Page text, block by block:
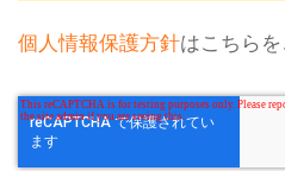
個人情報保護方針はこちらを